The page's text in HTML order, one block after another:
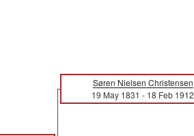
Søren Nielsen Christensen
19 May 1831 - 18 Feb 1912